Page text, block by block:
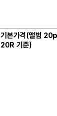
기본가격(앨범
20R 기준)